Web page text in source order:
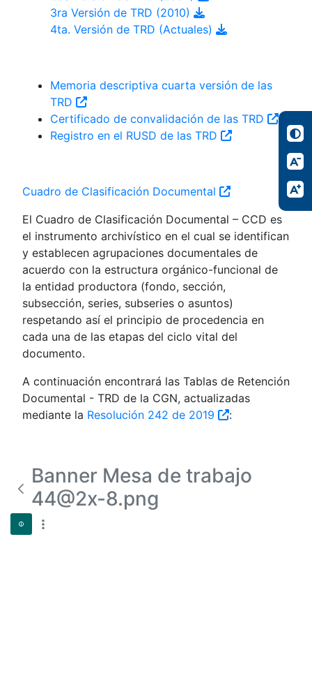
3ra Versión de TRD (2010)
4ta. Versión de TRD (Actuales)
Memoria descriptiva cuarta versión de las
TRD
Certificado de convalidación de las TRD
Registro en el RUSD de las TRD
Cuadro de Clasificación Documental
El Cuadro de Clasificación Documental – CCD es
el instrumento archivístico en el cual se identifican
y establecen agrupaciones documentales de
acuerdo con la estructura orgánico-funcional de
la entidad productora (fondo, sección,
subsección, series, subseries o asuntos)
respetando así el principio de procedencia en
cada una de las etapas del ciclo vital del
documento.
A continuación encontrará las Tablas de Retención
Documental - TRD de la CGN, actualizadas
mediante la Resolución 242 de 2019 :
Banner Mesa de trabajo
44@2x-8.png